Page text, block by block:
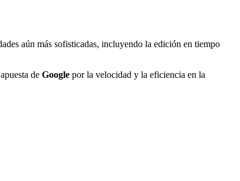
aún más sofisticadas, incluyendo la edición en tiempo
de Google por la velocidad y la eficiencia en la